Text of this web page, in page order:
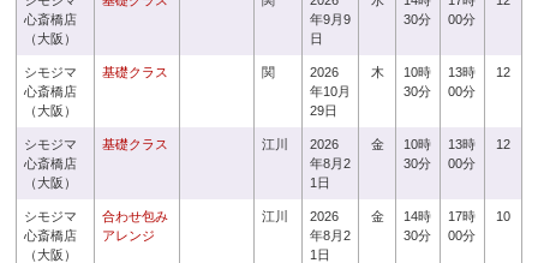
心斎橋店
（大阪）
年9月9
日
30分
00分
シモジマ
心斎橋店
（大阪）
基礎クラス 関
2026
年10月
29日
木
10時
30分
13時
00分
12
シモジマ
心斎橋店
（大阪）
基礎クラス 江川
2026
年8月2
1日
金
10時
30分
13時
00分
12
シモジマ
心斎橋店
（大阪）
合わせ包み
アレンジ
江川
2026
年8月2
1日
金
14時
30分
17時
00分
10